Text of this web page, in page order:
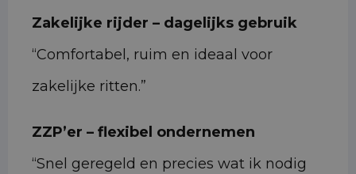
Zakelijke rijder – dagelijks gebruik
“Comfortabel, ruim en ideaal voor
zakelijke ritten.”
ZZP’er – flexibel ondernemen
“Snel geregeld en precies wat ik nodig